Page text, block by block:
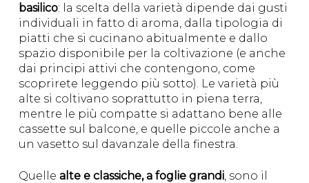
basilico: la scelta della varietà dipende dai gusti
individuali in fatto di aroma, dalla tipologia di
piatti che si cucinano abitualmente e dallo
spazio disponibile per la coltivazione (e anche
dai principi attivi che contengono, come
scoprirete leggendo più sotto). Le varietà più
alte si coltivano soprattutto in piena terra,
mentre le più compatte si adattano bene alle
cassette sul balcone, e quelle piccole anche a
un vasetto sul davanzale della finestra.
Quelle alte e classiche, a foglie grandi, sono il